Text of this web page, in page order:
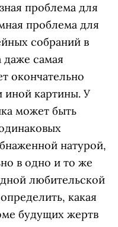
проблема для
проблема для
собраний в
самая
окончательно
иной картины. У
может быть
натурой,
в одно и то же
любительской
какая
будущих жертв